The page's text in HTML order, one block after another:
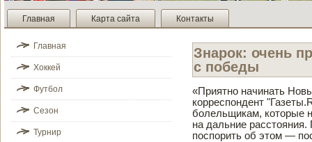
Главная Карта сайта Контакты
Главная
Хоккей
Футбол
Сезон
Турнир
Знарок: очень
с победы
«Приятно начинать
корреспонде­нт
болельщикам, которые
на дальние
поспорить об этом —